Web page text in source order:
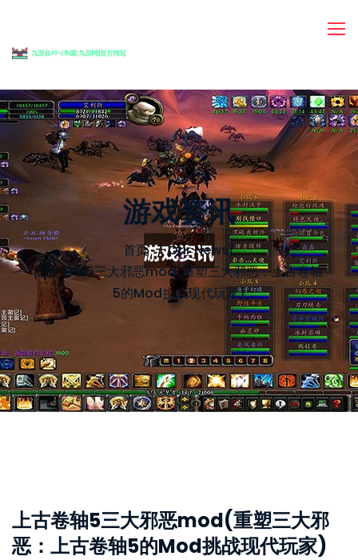
游戏资讯
首页 Our News/
上古卷轴5三大邪恶mod(重塑三大邪恶：上古卷轴
5的Mod挑战现代玩家)
上古卷轴5三大邪恶mod(重塑三大邪
恶：上古卷轴5的Mod挑战现代玩家)